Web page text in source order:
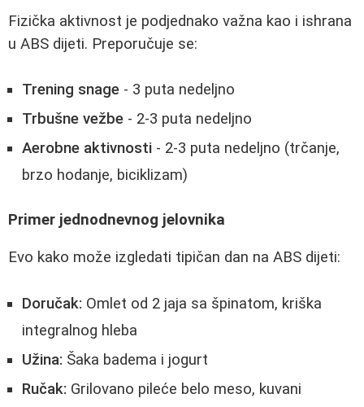
Fizička aktivnost je podjednako važna kao i ishrana
u ABS dijeti. Preporučuje se:
Trening snage - 3 puta nedeljno
Trbušne vežbe - 2-3 puta nedeljno
Aerobne aktivnosti - 2-3 puta nedeljno (trčanje,
brzo hodanje, biciklizam)
Primer jednodnevnog jelovnika
Evo kako može izgledati tipičan dan na ABS dijeti:
Doručak: Omlet od 2 jaja sa špinatom, kriška
integralnog hleba
Užina: Šaka badema i jogurt
Ručak: Grilovano pileće belo meso, kuvani